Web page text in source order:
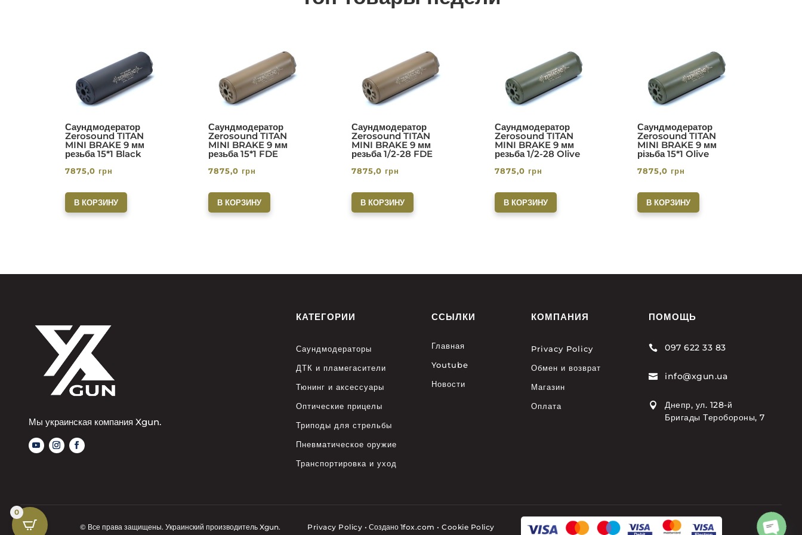
Саундмодератор
Zerosound TITAN
MINI BRAKE 9 мм
резьба 15*1 Black
7875,0 грн
В КОРЗИНУ
Саундмодератор
Zerosound TITAN
MINI BRAKE 9 мм
резьба 15*1 FDE
7875,0 грн
В КОРЗИНУ
Саундмодератор
Zerosound TITAN
MINI BRAKE 9 мм
резьба 1/2-28 FDE
7875,0 грн
В КОРЗИНУ
Саундмодератор
Zerosound TITAN
MINI BRAKE 9 мм
резьба 1/2-28 Olive
7875,0 грн
В КОРЗИНУ
Саундмодератор
Zerosound TITAN
MINI BRAKE 9 мм
різьба 15*1 Olive
7875,0 грн
В КОРЗИНУ
Мы украинская компания Xgun.
КАТЕГОРИИ
Саундмодераторы
ДТК и пламегасители
Тюнинг и аксессуары
Оптические прицелы
Триподы для стрельбы
Пневматическое оружие
Транспортировка и уход
ССЫЛКИ
Главная
Youtube
Новости
КОМПАНИЯ
Privacy Policy
Обмен и возврат
Магазин
Оплата
ПОМОЩЬ
 097 622 33 83
 info@xgun.ua

Днепр, ул. 128-й
Бригады Теробороны, 7
© Все права защищены. Украинский производитель Xgun.
Privacy Policy • Создано 1fox.com•Cookie Policy
0